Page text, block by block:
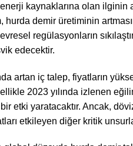
kaynaklarına olan ilginin
demir üretiminin
regülasyonların
edecektir.
artan iç talep, fiyatların
2023 yılında izlenen
etki yaratacaktır. Ancak,
etkileyen diğer kritik